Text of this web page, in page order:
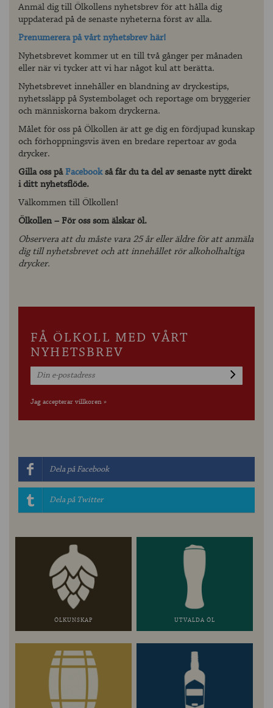
Anmäl dig till Ölkollens nyhetsbrev för att hålla dig
uppdaterad på de senaste nyheterna först av alla.
Prenumerera på vårt nyhetsbrev här!
Nyhetsbrevet kommer ut en till två gånger per månaden
eller när vi tycker att vi har något kul att berätta.
Nyhetsbrevet innehåller en blandning av dryckestips,
nyhetssläpp på Systembolaget och reportage om bryggerier
och människorna bakom dryckerna.
Målet för oss på Ölkollen är att ge dig en fördjupad kunskap
och förhoppningsvis även en bredare repertoar av goda
drycker.
Gilla oss påFacebookså får du ta del av senaste nytt direkt
i ditt nyhetsflöde.
Välkommen till Ölkollen!
Ölkollen – För oss som älskar öl.
Observera att du måste vara 25 år eller äldre för att anmäla
dig till nyhetsbrevet och att innehållet rör alkoholhaltiga
drycker.
FÅ ÖLKOLL MED VÅRT
NYHETSBREV
Jag accepterar villkoren »
Dela på Facebook
Dela på Twitter
ÖLKUNSKAP UTVALDA ÖL